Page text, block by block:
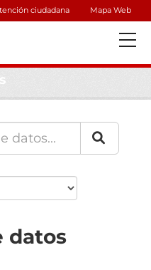
ciudadana Mapa Web
datos